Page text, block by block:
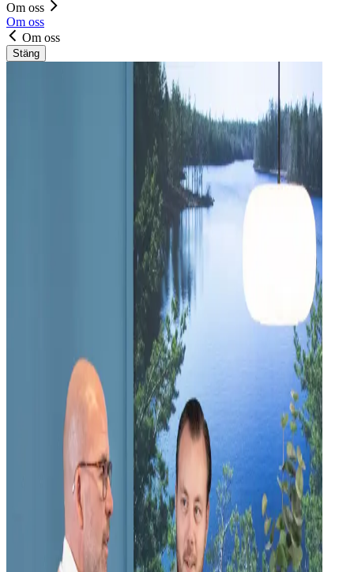
Om oss
Om oss
Om oss
Stäng